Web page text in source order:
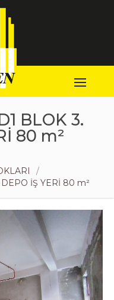
BLOK 3.
80 m²
İŞ YERİ 80 m²